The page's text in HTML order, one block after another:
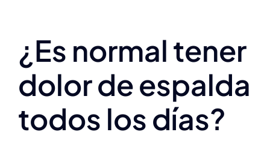
¿Es normal tener
dolor de espalda
todos los días?